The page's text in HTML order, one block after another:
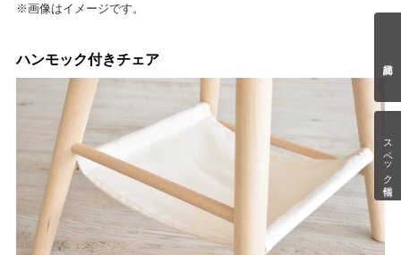
スペック情報
※画像はイメージです。
ハンモック付きチェア